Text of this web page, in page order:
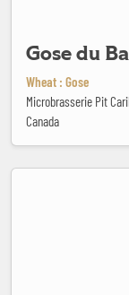
Gose du
Wheat : Gose
Microbrasserie Pit
Canada